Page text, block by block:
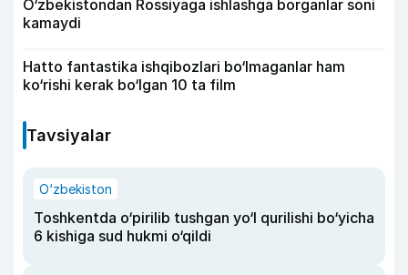
O‘zbekistondan Rossiyaga ishlashga borganlar soni
kamaydi
Hatto fantastika ishqibozlari bo‘lmaganlar ham
ko‘rishi kerak bo‘lgan 10 ta film
Tavsiyalar
O‘zbekiston
Toshkentda o‘pirilib tushgan yo‘l qurilishi bo‘yicha
6 kishiga sud hukmi o‘qildi